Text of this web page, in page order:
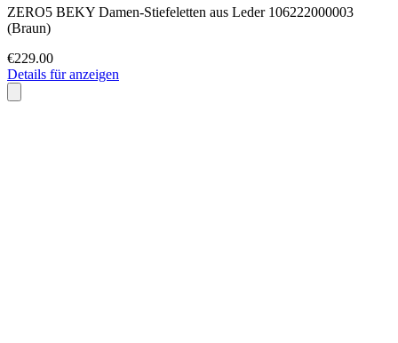
ZERO5 BEKY Damen-Stiefeletten aus Leder 106222000003
(Braun)
€229.00
Details für anzeigen